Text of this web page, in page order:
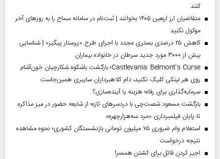
کنند
متقاضیان ارز اربعین ۱۴۰۵ بخوانند | ثبت‌نام در سامانه سماح را به روز‌های آخر
موکول نکنید
کاهش ۲۵ درصدی بستری مجدد با اجرای طرح «پرستار پیگیر» | شناسایی
بیش از ۳۰۰۰ مورد جدید سرطان در خانواده بیماران
Castlevania: Belmont’s Curse؛ بازگشت باشکوه شکارچیان خون‌آشام
روی هر لینکی کلیک نکنید، دام کلاهبرداران سایبری همین‌جاست
سرمایه‌گذاری برای رفاه؛ هزینه یا آینده‌سازی؟
بازگشت مسعود شصت‌چی با دردسر‌های تازه؛ از شایعه حضور در میز مذاکره
تا پایان فیلمبرداری «مرد سه‌هزارچهره»
استعلام وام ضروری ۷۵ میلیون تومانی بازنشستگان کشوری؛ نحوه مشاهده
نتیجه درخواست
اجیر کردن قاتل برای کشتن همسر!